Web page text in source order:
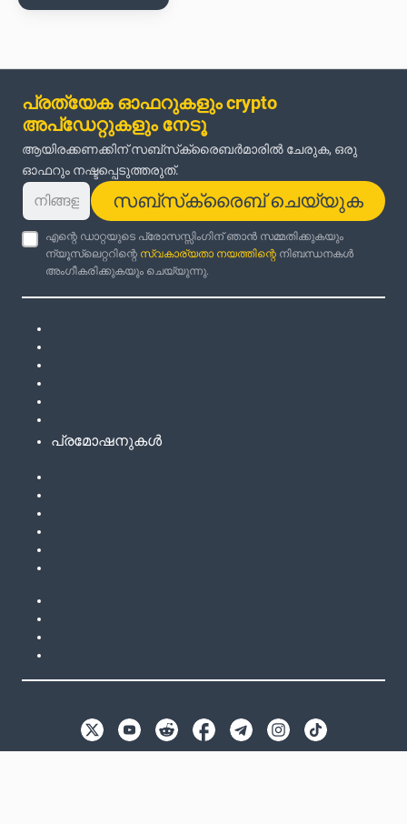
പ്രത്യേക ഓഫറുകളും crypto
അപ്‌ഡേറ്റുകളും നേടൂ
ആയിരക്കണക്കിന് സബ്‌സ്‌ക്രൈബർമാരിൽ ചേരുക, ഒരു
ഓഫറും നഷ്ടപ്പെടുത്തരുത്.
സബ്‌സ്‌ക്രൈബ് ചെയ്യുക
എന്റെ ഡാറ്റയുടെ പ്രോസസ്സിംഗിന് ഞാൻ സമ്മതിക്കുകയും
ന്യൂസ്‌ലെറ്ററിന്റെ സ്വകാര്യതാ നയത്തിന്റെ നിബന്ധനകൾ
അംഗീകരിക്കുകയും ചെയ്യുന്നു.
പ്രമോഷനുകൾ